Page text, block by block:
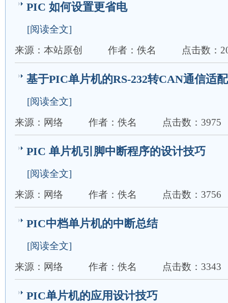
PIC 如何设置更省电
[阅读全文]
来源：本站原创
作者：佚名 点击数：
基于PIC单片机的RS-232转CAN通信适
[阅读全文]
来源：网络
作者：佚名 点击数：3975
PIC 单片机引脚中断程序的设计技巧
[阅读全文]
来源：网络
作者：佚名 点击数：3756
PIC中档单片机的中断总结
[阅读全文]
来源：网络
作者：佚名 点击数：3343
PIC单片机的应用设计技巧